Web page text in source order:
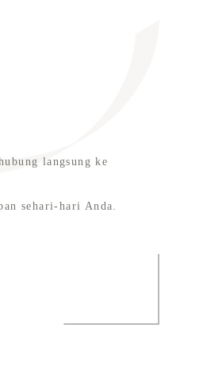
langsung ke
sehari-hari Anda.